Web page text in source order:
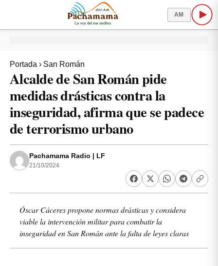
AM
Portada › San Román
Alcalde de San Román pide
medidas drásticas contra la
inseguridad, afirma que se padece
de terrorismo urbano
Pachamama Radio | LF
21/10/2024
Óscar Cáceres propone normas drásticas y considera
viable la intervención militar para combatir la
inseguridad en San Román ante la falta de leyes claras